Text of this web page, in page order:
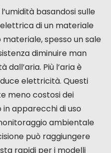
basandosi sulle
di un materiale
materiale, spesso un sale
diminuire man
dall’aria. Più l’aria è
elettricità. Questi
meno costosi dei
apparecchi di uso
ambientale
può raggiungere
rapidi per i modelli